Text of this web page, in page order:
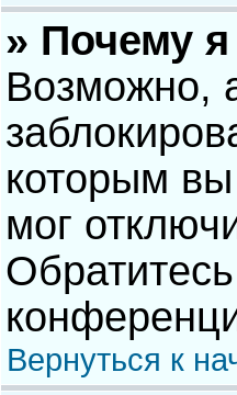
» Почему я
Возможно,
которым вы
мог
Вернуться к